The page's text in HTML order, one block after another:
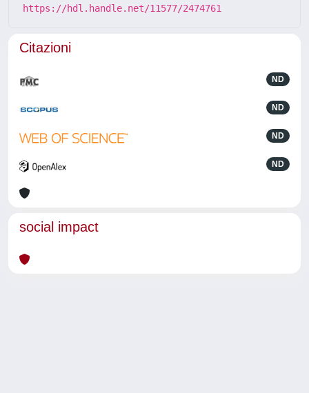
https://hdl.handle.net/11577/2474761
Citazioni
ND
ND
ND
ND
social impact